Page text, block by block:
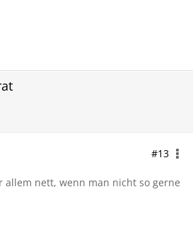
#13
allem nett, wenn man nicht so gerne